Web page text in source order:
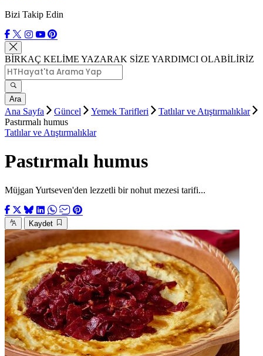
Bizi Takip Edin
BİRKAÇ KELİME YAZARAK SİZE YARDIMCI OLABİLİRİZ
Ara
Ana Sayfa Güncel Yemek Tarifleri
Tatlılar ve Atıştırmalıklar
Pastırmalı humus
Tatlılar ve Atıştırmalıklar
Pastırmalı humus
Müjgan Yurtseven'den lezzetli bir nohut mezesi tarifi...
Kaydet